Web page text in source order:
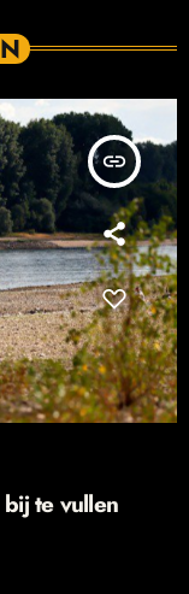
insert_link
te vullen